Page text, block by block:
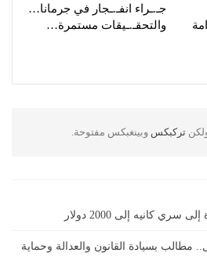
جـ.ـراء انفـ.ـجار في جرمانا…
والتحقـ.ـيقات مستمرة…
تركبكس وبينغبكس مفتوحة.
كانيه إلى 2000 دولار
مطالب بسيادة القانون والعدالة وحماية